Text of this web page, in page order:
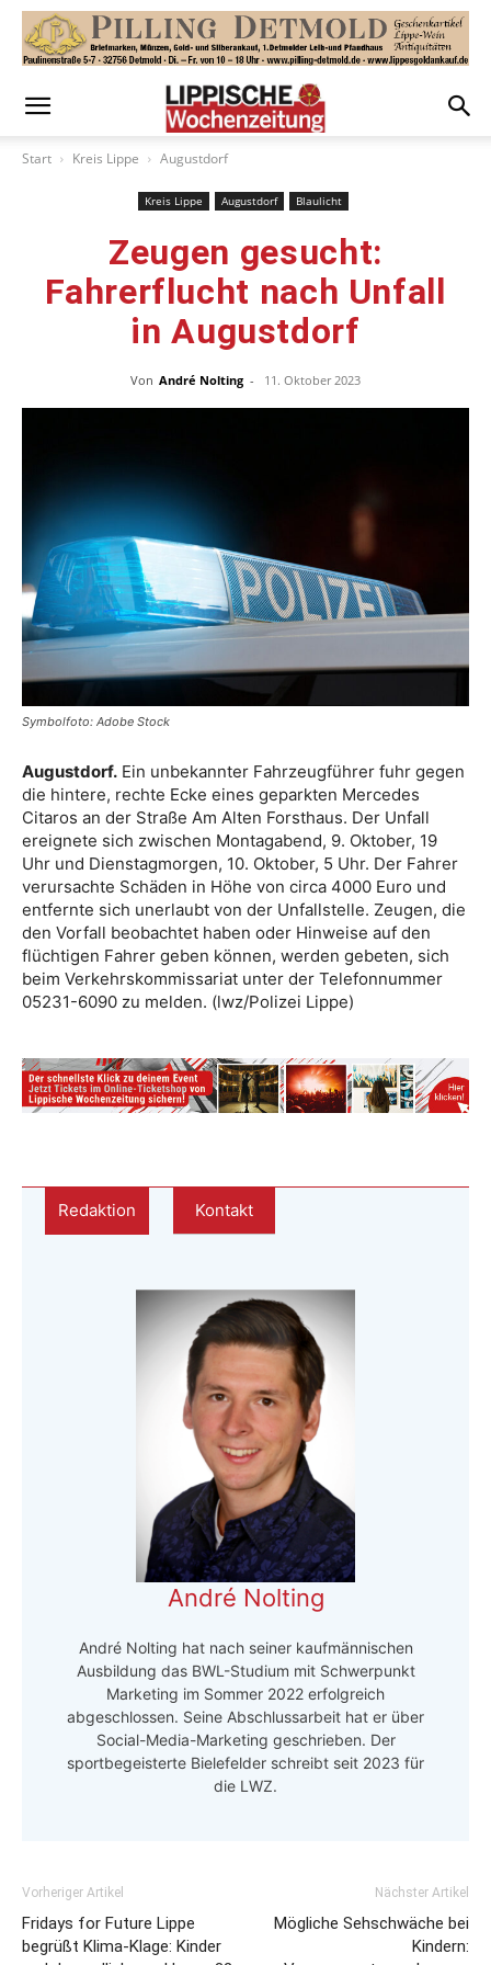
Start Kreis Lippe Augustdorf
Kreis Lippe Augustdorf Blaulicht
Zeugen gesucht:
Fahrerflucht nach Unfall
in Augustdorf
Von André Nolting - 11. Oktober 2023
Symbolfoto: Adobe Stock
Augustdorf. Ein unbekannter Fahrzeugführer fuhr gegen
die hintere, rechte Ecke eines geparkten Mercedes
Citaros an der Straße Am Alten Forsthaus. Der Unfall
ereignete sich zwischen Montagabend, 9. Oktober, 19
Uhr und Dienstagmorgen, 10. Oktober, 5 Uhr. Der Fahrer
verursachte Schäden in Höhe von circa 4000 Euro und
entfernte sich unerlaubt von der Unfallstelle. Zeugen, die
den Vorfall beobachtet haben oder Hinweise auf den
flüchtigen Fahrer geben können, werden gebeten, sich
beim Verkehrskommissariat unter der Telefonnummer
05231-6090 zu melden. (lwz/Polizei Lippe)
Redaktion Kontakt
André Nolting
André Nolting hat nach seiner kaufmännischen
Ausbildung das BWL-Studium mit Schwerpunkt
Marketing im Sommer 2022 erfolgreich
abgeschlossen. Seine Abschlussarbeit hat er über
Social-Media-Marketing geschrieben. Der
sportbegeisterte Bielefelder schreibt seit 2023 für
die LWZ.
Vorheriger Artikel
Fridays for Future Lippe
begrüßt Klima-Klage: Kinder
Nächster Artikel
Mögliche Sehschwäche bei
Kindern: